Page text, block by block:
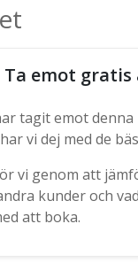
Ta emot gratis
tagit emot
vi dej med de
vi genom att
kunder och
att boka.